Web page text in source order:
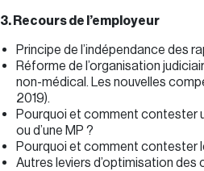
3. Recours de l’employeur
Principe de l’indépendance des
Réforme de l’organisation
non-médical. Les nouvelles
2019).
Pourquoi et comment contester
ou d’une MP ?
Pourquoi et comment contester
Autres leviers d’optimisation